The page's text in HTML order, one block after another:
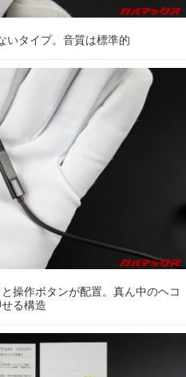
いタイプ。音質は標準的
操作ボタンが配置。真ん中のヘコ
せる構造